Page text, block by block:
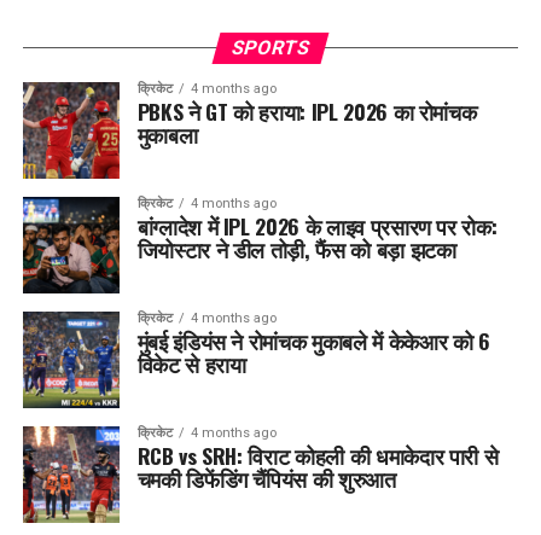
SPORTS
क्रिकेट 4 months ago
PBKS ने GT को हराया: IPL 2026 का रोमांचक
मुकाबला
क्रिकेट 4 months ago
बांग्लादेश में IPL 2026 के लाइव प्रसारण पर रोक:
जियोस्टार ने डील तोड़ी, फैंस को बड़ा झटका
क्रिकेट 4 months ago
मुंबई इंडियंस ने रोमांचक मुकाबले में केकेआर को 6
विकेट से हराया
क्रिकेट 4 months ago
RCB vs SRH: विराट कोहली की धमाकेदार पारी से
चमकी डिफेंडिंग चैंपियंस की शुरुआत